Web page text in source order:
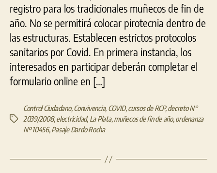
registro para los tradicionales muñecos de fin de
año. No se permitirá colocar pirotecnia dentro de
las estructuras. Establecen estrictos protocolos
sanitarios por Covid. En primera instancia, los
interesados en participar deberán completar el
formulario online en […]
Etiquetas
Control Ciudadano,Convivencia, COVID,cursos de RCP,decreto N°
2039/2008,electricidad, La Plata,muñecos de fin de año,ordenanza
Nº 10456,Pasaje Dardo Rocha